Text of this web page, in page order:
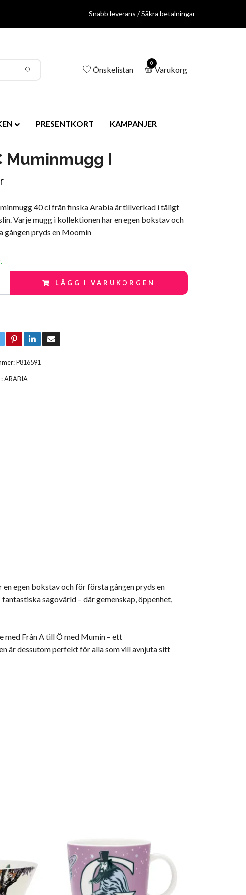
Snabb leverans / Säkra betalningar
Önskelistan
0
Varukorg
PRESENTKORT KAMPANJER
Muminmugg I
40 cl från finska Arabia är tillverkad i tåligt
Varje mugg i kollektionen har en egen bokstav och
gången pryds en Moomin
LÄGG I VARUKORGEN
P816591
ARABIA
egen bokstav och för första gången pryds en
sagovärld – där gemenskap, öppenhet,
med Från A till Ö med Mumin – ett
är dessutom perfekt för alla som vill avnjuta sitt